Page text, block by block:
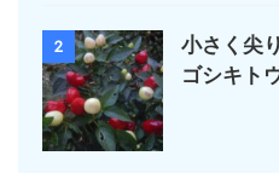
2
小さく尖
ゴシキト